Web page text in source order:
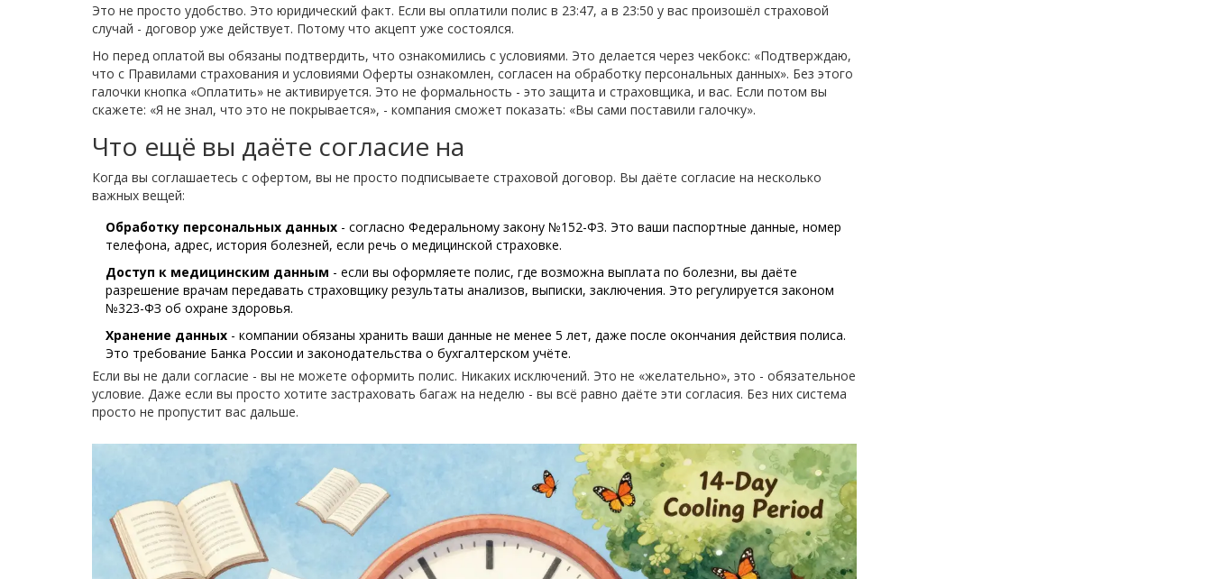
Это не просто удобство. Это юридический факт. Если вы оплатили полис в 23:47, а в 23:50 у вас произошёл страховой
случай - договор уже действует. Потому что акцепт уже состоялся.
Но перед оплатой вы обязаны подтвердить, что ознакомились с условиями. Это делается через чекбокс: «Подтверждаю,
что с Правилами страхования и условиями Оферты ознакомлен, согласен на обработку персональных данных». Без этого
галочки кнопка «Оплатить» не активируется. Это не формальность - это защита и страховщика, и вас. Если потом вы
скажете: «Я не знал, что это не покрывается», - компания сможет показать: «Вы сами поставили галочку».
Что ещё вы даёте согласие на
Когда вы соглашаетесь с офертом, вы не просто подписываете страховой договор. Вы даёте согласие на несколько
важных вещей:
Обработку персональных данных - согласно Федеральному закону №152-ФЗ. Это ваши паспортные данные, номер
телефона, адрес, история болезней, если речь о медицинской страховке.
Доступ к медицинским данным - если вы оформляете полис, где возможна выплата по болезни, вы даёте
разрешение врачам передавать страховщику результаты анализов, выписки, заключения. Это регулируется законом
№323-ФЗ об охране здоровья.
Хранение данных - компании обязаны хранить ваши данные не менее 5 лет, даже после окончания действия полиса.
Это требование Банка России и законодательства о бухгалтерском учёте.
Если вы не дали согласие - вы не можете оформить полис. Никаких исключений. Это не «желательно», это - обязательное
условие. Даже если вы просто хотите застраховать багаж на неделю - вы всё равно даёте эти согласия. Без них система
просто не пропустит вас дальше.